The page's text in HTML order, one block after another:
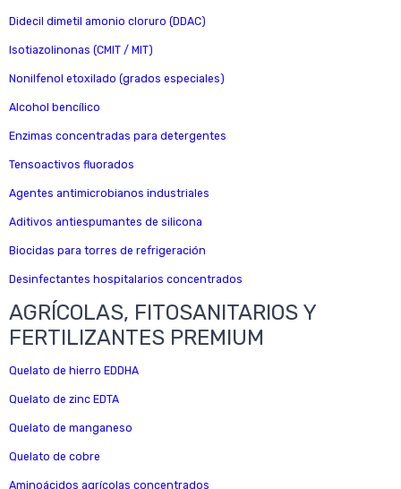
Didecil dimetil amonio cloruro (DDAC)
Isotiazolinonas (CMIT / MIT)
Nonilfenol etoxilado (grados especiales)
Alcohol bencílico
Enzimas concentradas para detergentes
Tensoactivos fluorados
Agentes antimicrobianos industriales
Aditivos antiespumantes de silicona
Biocidas para torres de refrigeración
Desinfectantes hospitalarios concentrados
AGRÍCOLAS, FITOSANITARIOS Y
FERTILIZANTES PREMIUM
Quelato de hierro EDDHA
Quelato de zinc EDTA
Quelato de manganeso
Quelato de cobre
Aminoácidos agrícolas concentrados